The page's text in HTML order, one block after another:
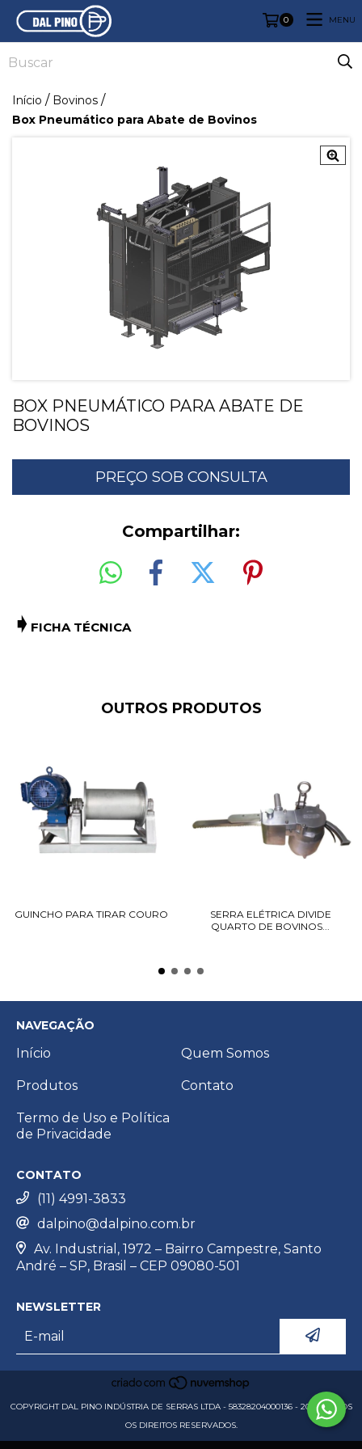
0 MENU
Início / Bovinos /
Box Pneumático para Abate de Bovinos
BOX PNEUMÁTICO PARA ABATE DE
BOVINOS
Compartilhar:
➧ FICHA TÉCNICA
OUTROS PRODUTOS
GUINCHO PARA TIRAR COURO
SERRA ELÉTRICA DIVIDE
QUARTO DE BOVINOS...
NAVEGAÇÃO
Início Quem Somos
Produtos Contato
Termo de Uso e Política
de Privacidade
CONTATO
(11) 4991-3833
dalpino@dalpino.com.br
Av. Industrial, 1972 – Bairro Campestre, Santo
André – SP, Brasil – CEP 09080-501
NEWSLETTER
COPYRIGHT DAL PINO INDÚSTRIA DE SERRAS LTDA - 58328204000136 - 2026. TODOS
OS DIREITOS RESERVADOS.